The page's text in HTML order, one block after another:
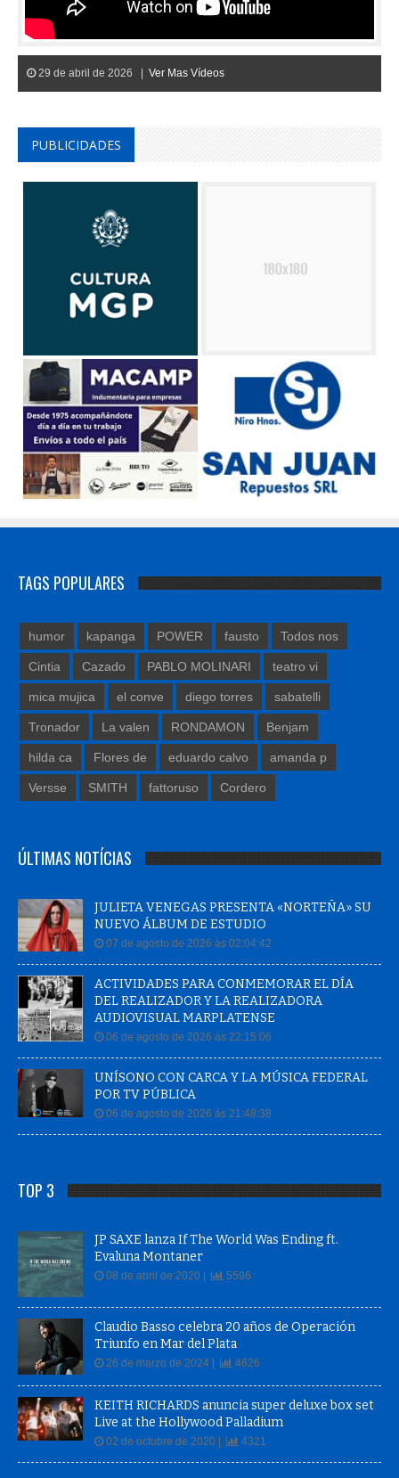
29 de abril de 2026 | Ver Mas Vídeos
PUBLICIDADES
TAGS POPULARES
humor kapanga POWER fausto Todos nos
Cintia Cazado PABLO MOLINARI teatro vi
mica mujica el conve diego torres sabatelli
Tronador La valen RONDAMON Benjam
hilda ca Flores de eduardo calvo amanda p
Versse SMITH fattoruso Cordero
ÚLTIMAS NOTÍCIAS
JULIETA VENEGAS PRESENTA «NORTEÑA» SU
NUEVO ÁLBUM DE ESTUDIO
07 de agosto de 2026 às 02:04:42
ACTIVIDADES PARA CONMEMORAR EL DÍA
DEL REALIZADOR Y LA REALIZADORA
AUDIOVISUAL MARPLATENSE
06 de agosto de 2026 às 22:15:06
UNÍSONO CON CARCA Y LA MÚSICA FEDERAL
POR TV PÚBLICA
06 de agosto de 2026 às 21:48:38
TOP 3
JP SAXE lanza If The World Was Ending ft.
Evaluna Montaner
08 de abril de 2020 | 5596
Claudio Basso celebra 20 años de Operación
Triunfo en Mar del Plata
26 de marzo de 2024 | 4626
KEITH RICHARDS anuncia super deluxe box set
Live at the Hollywood Palladium
02 de octubre de 2020 | 4321